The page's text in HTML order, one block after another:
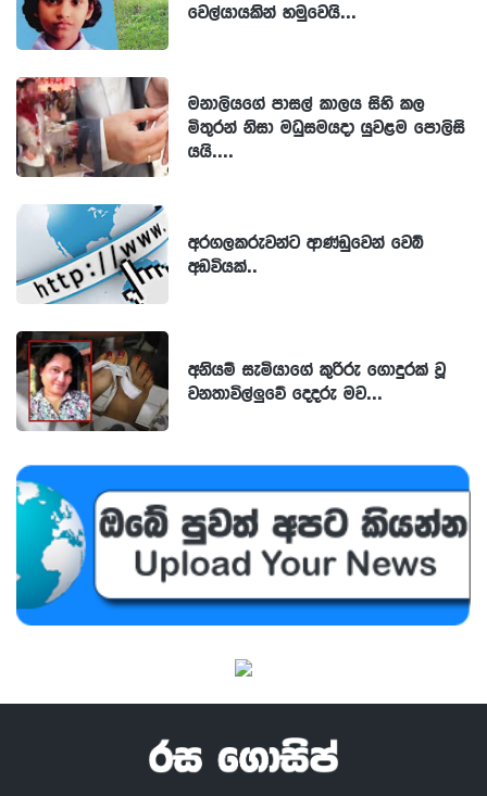
වෙල්යායකින් හමුවෙයි...
මනාලියගේ පාසල් කාලය සිහි කල
මිතුරන් නිසා මධුසමයදා යුවළම පොලිසි
යයි....
අරගලකරුවන්ට ආණ්ඩුවෙන් වෙබ්
අඩවියක්..
අනියම් සැමියාගේ කුරිරු ගොදුරක් වූ
වනතාවිල්ලුවේ දෙදරු මව...